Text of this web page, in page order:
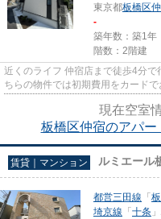
東京都板橋区
-
築年数：築1年
階数：2階建
近くのライフ 仲宿店まで徒歩4分
ちらの物件では初期費用をカード
現在空室
板橋区仲宿のアパ
賃貸｜マンション ルミエール
都営三田線 「
埼京線 「 十条